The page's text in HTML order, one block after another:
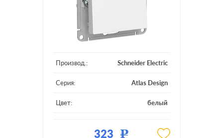
Производ.: Schneider Electric
Серия: Atlas Design
Цвет: белый
323 Р